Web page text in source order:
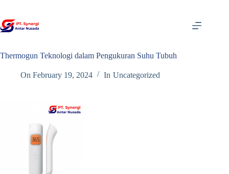
content
Thermogun Teknologi dalam Pengukuran Suhu Tubuh
On February 19, 2024 In Uncategorized